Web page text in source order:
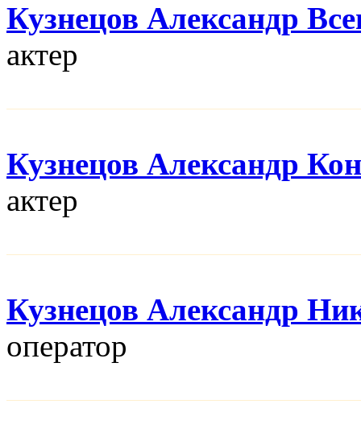
Кузнецов Александр
актер
Кузнецов Александр
актер
Кузнецов Александр
оператор